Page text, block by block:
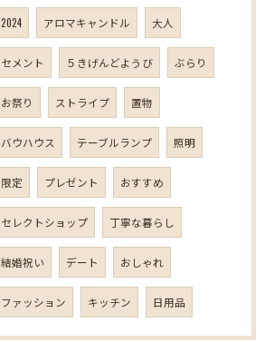
2024 アロマキャンドル 大人
セメント ５きげんどようび ぶらり
お祭り ストライプ 置物
バウハウス テーブルランプ 照明
限定 プレゼント おすすめ
セレクトショップ 丁寧な暮らし
結婚祝い デート おしゃれ
ファッション キッチン 日用品